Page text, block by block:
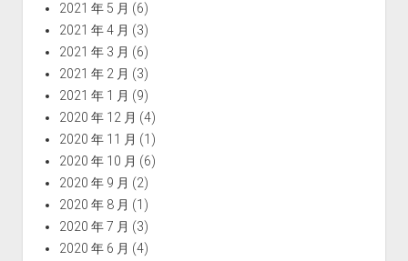
2021 年 5 月 (6)
2021 年 4 月 (3)
2021 年 3 月 (6)
2021 年 2 月 (3)
2021 年 1 月 (9)
2020 年 12 月 (4)
2020 年 11 月 (1)
2020 年 10 月 (6)
2020 年 9 月 (2)
2020 年 8 月 (1)
2020 年 7 月 (3)
2020 年 6 月 (4)